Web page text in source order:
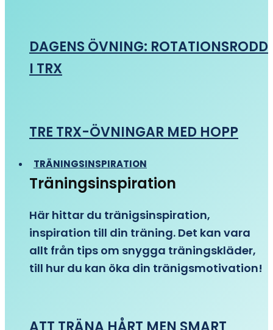
DAGENS ÖVNING: ROTATIONSRODD
I TRX
TRE TRX-ÖVNINGAR MED HOPP
TRÄNINGSINSPIRATION
Träningsinspiration
Här hittar du tränigsinspiration,
inspiration till din träning. Det kan vara
allt från tips om snygga träningskläder,
till hur du kan öka din tränigsmotivation!